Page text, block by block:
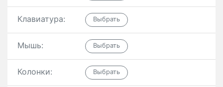
Клавиатура:
Мышь:
Колонки: